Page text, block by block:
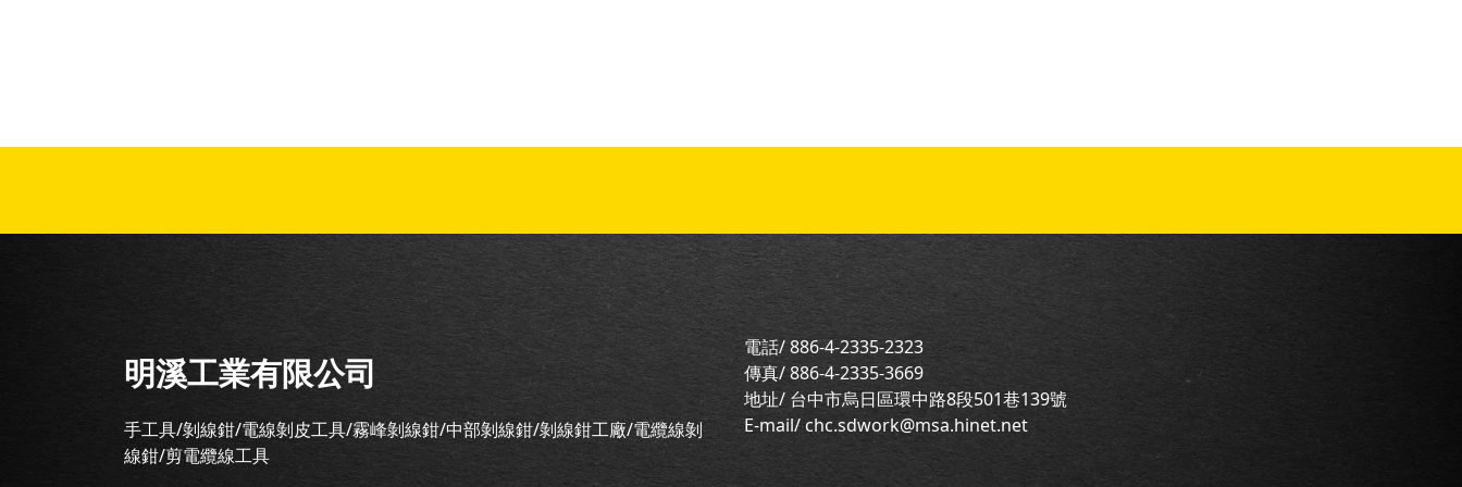
明溪工業有限公司
手工具/剝線鉗/電線剝皮工具/霧峰剝線鉗/中部剝線鉗/剝線鉗工廠/電纜線剝
線鉗/剪電纜線工具
電話/ 886-4-2335-2323
傳真/ 886-4-2335-3669
地址/ 台中市烏日區環中路8段501巷139號
E-mail/ chc.sdwork@msa.hinet.net